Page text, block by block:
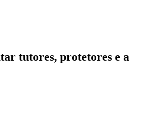
tutores, protetores e a